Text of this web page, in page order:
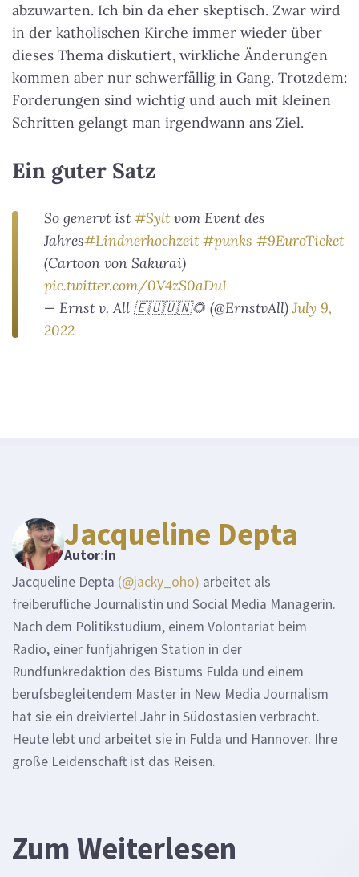
abzuwarten. Ich bin da eher skeptisch. Zwar wird
in der katholischen Kirche immer wieder über
dieses Thema diskutiert, wirkliche Änderungen
kommen aber nur schwerfällig in Gang. Trotzdem:
Forderungen sind wichtig und auch mit kleinen
Schritten gelangt man irgendwann ans Ziel.
Ein guter Satz
So genervt ist#Syltvom Event des
Jahres#Lindnerhochzeit #punks #9EuroTicket
(Cartoon von Sakurai)
pic.twitter.com/0V4zS0aDuI
— Ernst v. All 🇪🇺🇺🇳🌻 (@ErnstvAll)July 9,
2022
Jacqueline Depta
Autor:in
Jacqueline Depta (@jacky_oho) arbeitet als
freiberufliche Journalistin und Social Media Managerin.
Nach dem Politikstudium, einem Volontariat beim
Radio, einer fünfjährigen Station in der
Rundfunkredaktion des Bistums Fulda und einem
berufsbegleitendem Master in New Media Journalism
hat sie ein dreiviertel Jahr in Südostasien verbracht.
Heute lebt und arbeitet sie in Fulda und Hannover. Ihre
große Leidenschaft ist das Reisen.
Zum Weiterlesen